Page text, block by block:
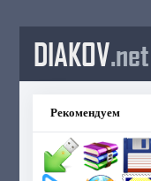
DIAKOV.net
Рекомендуем